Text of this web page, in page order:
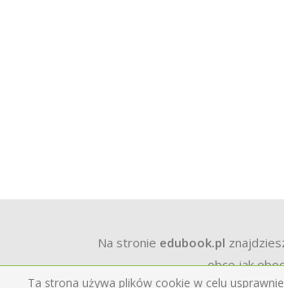
Ta strona używa plików cookie w celu
Na stronie edubook.pl
obce jak